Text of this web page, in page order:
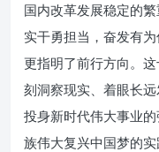
国内改革发展稳定的
实干勇担当，奋发有
更指明了前行方向。
刻洞察现实、着眼长
投身新时代伟大事业
族伟大复兴中国梦的